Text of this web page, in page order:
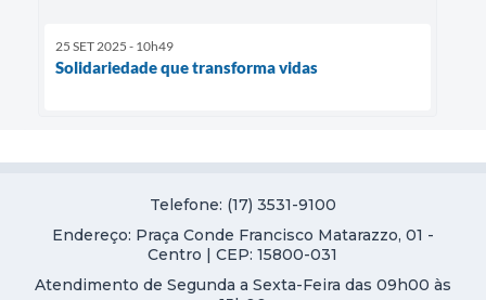
25 SET 2025 - 10h49
Solidariedade que transforma vidas
Telefone: (17) 3531-9100
Endereço: Praça Conde Francisco Matarazzo, 01 -
Centro | CEP: 15800-031
Atendimento de Segunda a Sexta-Feira das 09h00 às